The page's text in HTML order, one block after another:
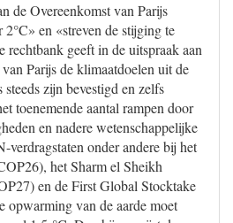
de Overeenkomst van Parijs
en «streven de stijging te
rechtbank geeft in de uitspraak aan
Parijs de klimaatdoelen uit de
zijn bevestigd en zelfs
toenemende aantal rampen door
en nadere wetenschappelijke
verdragstaten onder andere bij het
het Sharm el Sheikh
en de First Global Stocktake
opwarming van de aarde moet